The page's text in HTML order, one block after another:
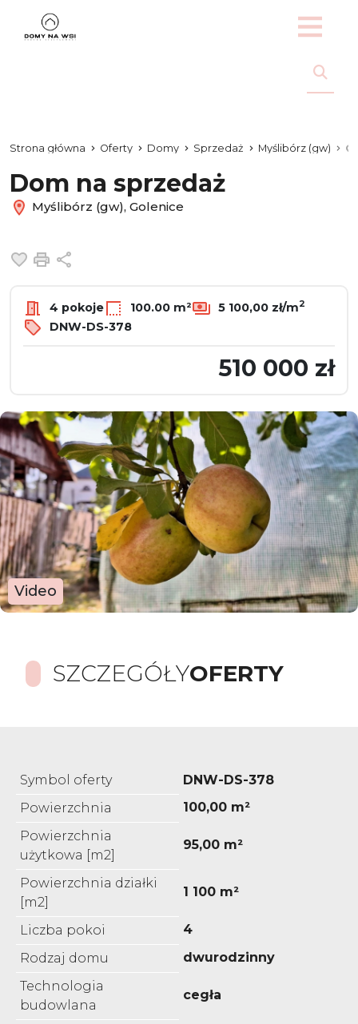
Strona główna Oferty Domy Sprzedaż Myślibórz (gw)
Dom na sprzedaż
Myślibórz (gw), Golenice
Dodaj do ulubionych
Drukuj
4 pokoje 100.00 m² 5 100,00 zł/m2
DNW-DS-378
510 000 zł
Video
SZCZEGÓŁYOFERTY
Symbol oferty
DNW-DS-378
Powierzchnia
100,00 m²
Powierzchnia
użytkowa [m2]
95,00 m²
Powierzchnia działki
[m2]
1 100 m²
Liczba pokoi
4
Rodzaj domu
dwurodzinny
Technologia
budowlana
cegła